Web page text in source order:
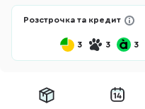
Розстрочка та кредит
3 3 3